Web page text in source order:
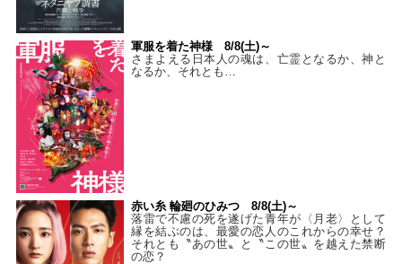
軍服を着た神様 8/8(土)～
さまよえる日本人の魂は、亡霊となるか、神と
なるか、それとも…
赤い糸 輪廻のひみつ 8/8(土)～
落雷で不慮の死を遂げた青年が〈月老〉として
縁を結ぶのは、最愛の恋人のこれからの幸せ？
それとも〝あの世〟と〝この世〟を越えた禁断
の恋？